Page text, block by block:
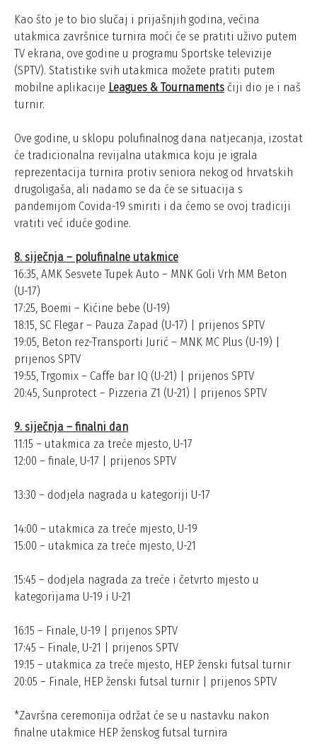
Kao što je to bio slučaj i prijašnjih godina, većina
utakmica završnice turnira moći će se pratiti uživo putem
TV ekrana, ove godine u programu Sportske televizije
(SPTV). Statistike svih utakmica možete pratiti putem
mobilne aplikacije Leagues & Tournaments čiji dio je i naš
turnir.
Ove godine, u sklopu polufinalnog dana natjecanja, izostat
će tradicionalna revijalna utakmica koju je igrala
reprezentacija turnira protiv seniora nekog od hrvatskih
drugoligaša, ali nadamo se da će se situacija s
pandemijom Covida-19 smiriti i da ćemo se ovoj tradiciji
vratiti već iduće godine.
8. siječnja – polufinalne utakmice
16:35, AMK Sesvete Tupek Auto – MNK Goli Vrh MM Beton
(U-17)
17:25, Boemi – Kićine bebe (U-19)
18:15, SC Flegar – Pauza Zapad (U-17) | prijenos SPTV
19:05, Beton rez-Transporti Jurić – MNK MC Plus (U-19) |
prijenos SPTV
19:55, Trgomix – Caffe bar IQ (U-21) | prijenos SPTV
20:45, Sunprotect – Pizzeria Z1 (U-21) | prijenos SPTV
9. siječnja – finalni dan
11:15 – utakmica za treće mjesto, U-17
12:00 – finale, U-17 | prijenos SPTV
13:30 – dodjela nagrada u kategoriji U-17
14:00 – utakmica za treće mjesto, U-19
15:00 – utakmica za treće mjesto, U-21
15:45 – dodjela nagrada za treće i četvrto mjesto u
kategorijama U-19 i U-21
16:15 – Finale, U-19 | prijenos SPTV
17:45 – Finale, U-21 | prijenos SPTV
19:15 – utakmica za treće mjesto, HEP ženski futsal turnir
20:05 – Finale, HEP ženski futsal turnir | prijenos SPTV
*Završna ceremonija održat će se u nastavku nakon
finalne utakmice HEP ženskog futsal turnira